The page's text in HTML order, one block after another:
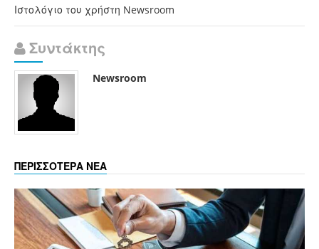
Ιστολόγιο του χρήστη Newsroom
Συντάκτης
Newsroom
ΠΕΡΙΣΣΟΤΕΡΑ ΝΕΑ